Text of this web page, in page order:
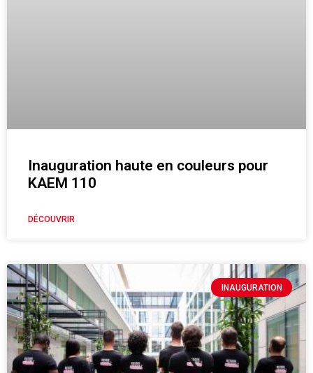
Inauguration haute en couleurs pour
KAEM 110
DÉCOUVRIR
INAUGURATION